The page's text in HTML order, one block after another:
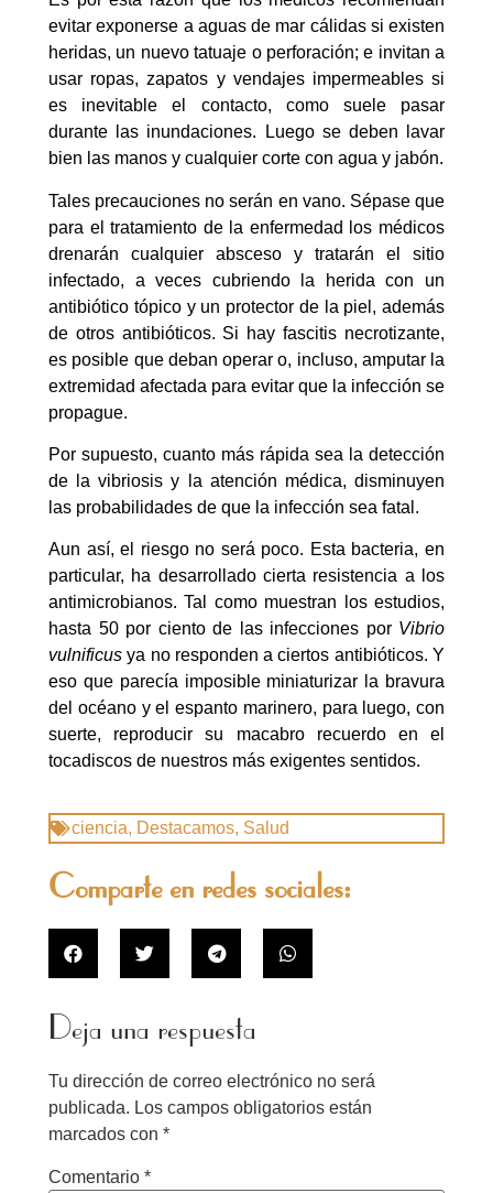
evitar exponerse a aguas de mar cálidas si existen
heridas, un nuevo tatuaje o perforación; e invitan a
usar ropas, zapatos y vendajes impermeables si
es inevitable el contacto, como suele pasar
durante las inundaciones. Luego se deben lavar
bien las manos y cualquier corte con agua y jabón.
Tales precauciones no serán en vano. Sépase que
para el tratamiento de la enfermedad los médicos
drenarán cualquier absceso y tratarán el sitio
infectado, a veces cubriendo la herida con un
antibiótico tópico y un protector de la piel, además
de otros antibióticos. Si hay fascitis necrotizante,
es posible que deban operar o, incluso, amputar la
extremidad afectada para evitar que la infección se
propague.
Por supuesto, cuanto más rápida sea la detección
de la vibriosis y la atención médica, disminuyen
las probabilidades de que la infección sea fatal.
Aun así, el riesgo no será poco. Esta bacteria, en
particular, ha desarrollado cierta resistencia a los
antimicrobianos. Tal como muestran los estudios,
hasta 50 por ciento de las infecciones por Vibrio
vulnificus ya no responden a ciertos antibióticos. Y
eso que parecía imposible miniaturizar la bravura
del océano y el espanto marinero, para luego, con
suerte, reproducir su macabro recuerdo en el
tocadiscos de nuestros más exigentes sentidos.
ciencia, Destacamos, Salud
Comparte en redes sociales:
Deja una respuesta
Tu dirección de correo electrónico no será
publicada. Los campos obligatorios están
marcados con *
Comentario *